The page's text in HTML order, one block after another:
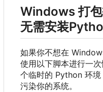
Windows 打
无需安装
如果你不想在
使用以下脚本进行一
个临时的 Python 环
污染你的系统。